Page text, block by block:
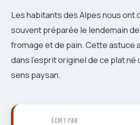
Les habitants des Alpes nous
souvent préparée le lendemain
fromage et de pain. Cette astuce
dans l’esprit originel de ce plat
sens paysan.
ÉCRIT PAR